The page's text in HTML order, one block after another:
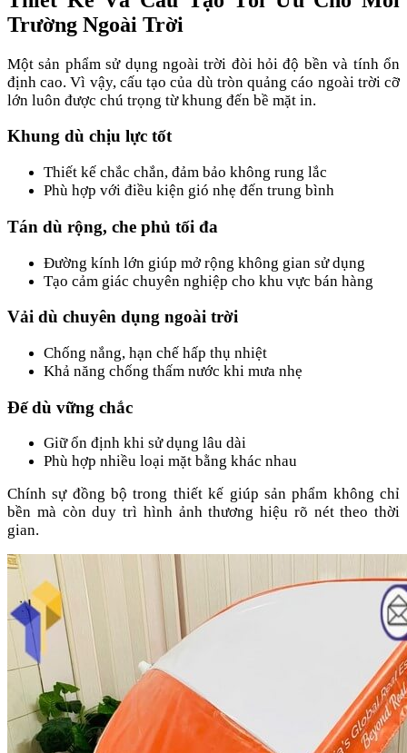
Trường Ngoài Trời
Một sản phẩm sử dụng ngoài trời đòi hỏi độ bền và tính ổn
định cao. Vì vậy, cấu tạo của dù tròn quảng cáo ngoài trời cỡ
lớn luôn được chú trọng từ khung đến bề mặt in.
Khung dù chịu lực tốt
Thiết kế chắc chắn, đảm bảo không rung lắc
Phù hợp với điều kiện gió nhẹ đến trung bình
Tán dù rộng, che phủ tối đa
Đường kính lớn giúp mở rộng không gian sử dụng
Tạo cảm giác chuyên nghiệp cho khu vực bán hàng
Vải dù chuyên dụng ngoài trời
Chống nắng, hạn chế hấp thụ nhiệt
Khả năng chống thấm nước khi mưa nhẹ
Đế dù vững chắc
Giữ ổn định khi sử dụng lâu dài
Phù hợp nhiều loại mặt bằng khác nhau
Chính sự đồng bộ trong thiết kế giúp sản phẩm không chỉ
bền mà còn duy trì hình ảnh thương hiệu rõ nét theo thời
gian.